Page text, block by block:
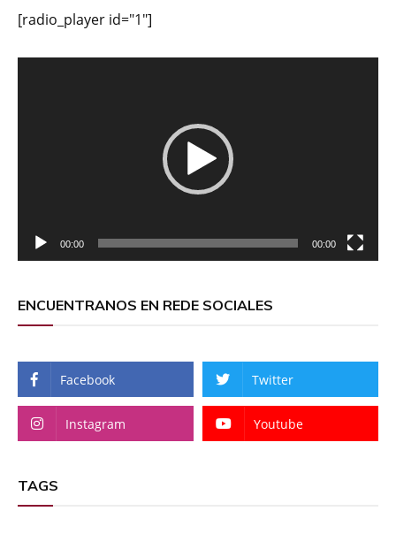
[radio_player id="1"]
00:00 00:00
ENCUENTRANOS EN REDE SOCIALES
Facebook Twitter
Instagram Youtube
TAGS